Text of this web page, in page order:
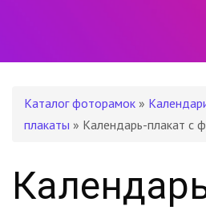
Каталог фоторамок »
плакаты » Календарь-плакат с